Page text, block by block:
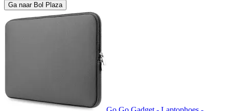
Ga naar Bol Plaza